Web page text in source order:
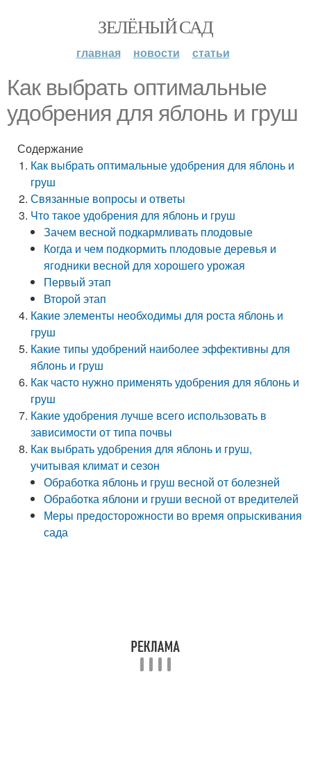
ЗЕЛЁНЫЙ САД
главная новости статьи
Как выбрать оптимальные
удобрения для яблонь и груш
Содержание
Как выбрать оптимальные удобрения для яблонь и
груш
Связанные вопросы и ответы
Что такое удобрения для яблонь и груш
Зачем весной подкармливать плодовые
Когда и чем подкормить плодовые деревья и
ягодники весной для хорошего урожая
Первый этап
Второй этап
Какие элементы необходимы для роста яблонь и
груш
Какие типы удобрений наиболее эффективны для
яблонь и груш
Как часто нужно применять удобрения для яблонь и
груш
Какие удобрения лучше всего использовать в
зависимости от типа почвы
Как выбрать удобрения для яблонь и груш,
учитывая климат и сезон
Обработка яблонь и груш весной от болезней
Обработка яблони и груши весной от вредителей
Меры предосторожности во время опрыскивания
сада